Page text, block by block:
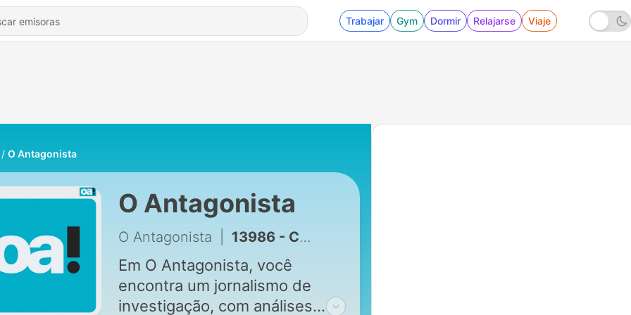
Trabajar Gym Dormir Relajarse Viaje
O Antagonista
O Antagonista
O Antagonista 13986 - Cortes do Papo - Janja defende bloqueio do Discord no Brasil e AGU estuda ação judicial contra a plataforma
Em O Antagonista, você
encontra um jornalismo de
investigação, com análises